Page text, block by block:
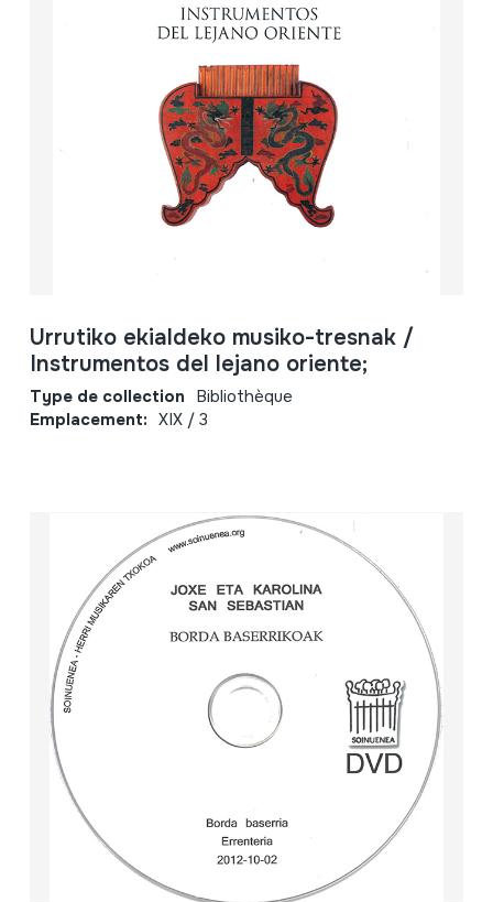
Urrutiko ekialdeko musiko-tresnak /
Instrumentos del lejano oriente;
Type de collection Bibliothèque
Emplacement: XIX / 3